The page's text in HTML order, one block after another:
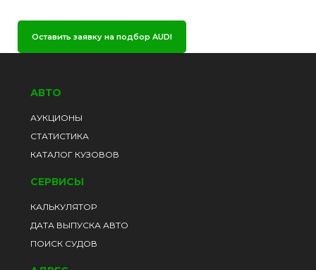
Оставить заявку на подбор AUDI
АВТО
АУКЦИОНЫ
СТАТИСТИКА
КАТАЛОГ КУЗОВОВ
СЕРВИСЫ
КАЛЬКУЛЯТОР
ДАТА ВЫПУСКА АВТО
ПОИСК СУДОВ